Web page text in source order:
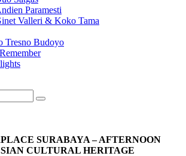
Paramesti
Valleri & Koko Tama
Tresno Budoyo
SURABAYA – AFTERNOON
CULTURAL HERITAGE